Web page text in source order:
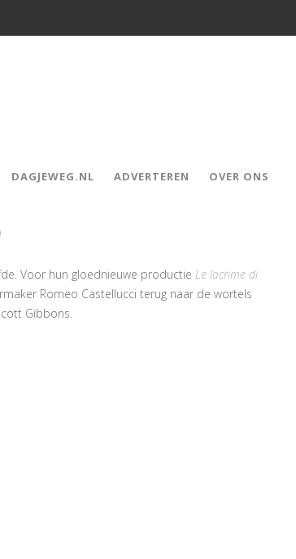
DAGJEWEG.NL ADVERTEREN OVER ONS
Voor hun gloednieuwe productie Le lacrime di
Romeo Castellucci terug naar de wortels
Gibbons.